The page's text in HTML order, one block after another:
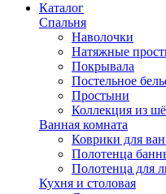
Каталог
Спальня
Наволочки
Натяжные
Покрывала
Постельное
Простыни
Коллекция из
Ванная комната
Коврики для
Полотенца
Полотенца для
Кухня и столовая